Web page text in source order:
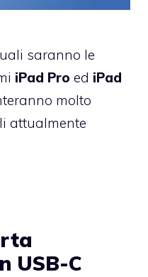
saranno le
iPad Pro ed iPad
molto
attualmente
USB-C